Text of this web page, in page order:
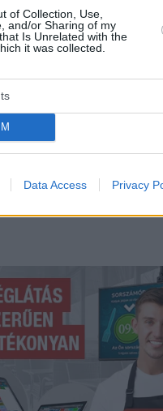
of Collection, Use,
and/or Sharing of my
Is Unrelated with the
it was collected.
Data Access Privacy